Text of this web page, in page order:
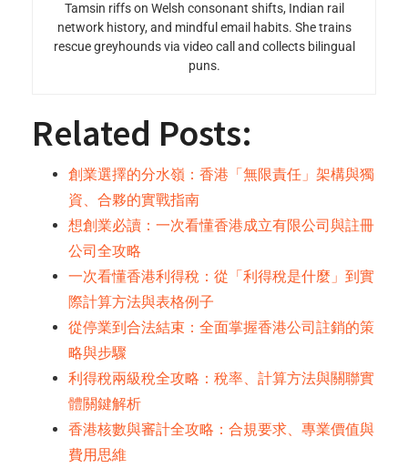
Tamsin riffs on Welsh consonant shifts, Indian rail
network history, and mindful email habits. She trains
rescue greyhounds via video call and collects bilingual
puns.
Related Posts:
創業選擇的分水嶺：香港「無限責任」架構與獨
資、合夥的實戰指南
想創業必讀：一次看懂香港成立有限公司與註冊
公司全攻略
一次看懂香港利得稅：從「利得稅是什麼」到實
際計算方法與表格例子
從停業到合法結束：全面掌握香港公司註銷的策
略與步驟
利得稅兩級稅全攻略：稅率、計算方法與關聯實
體關鍵解析
香港核數與審計全攻略：合規要求、專業價值與
費用思維